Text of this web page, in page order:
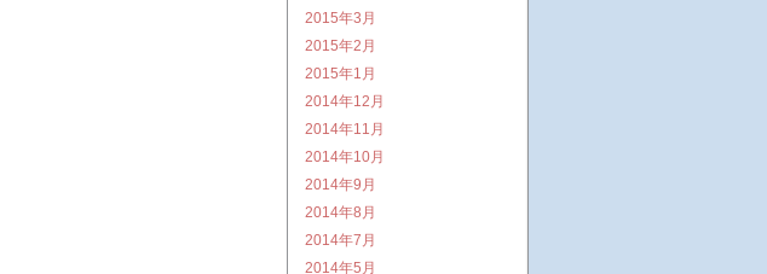
2015年3月
2015年2月
2015年1月
2014年12月
2014年11月
2014年10月
2014年9月
2014年8月
2014年7月
2014年5月